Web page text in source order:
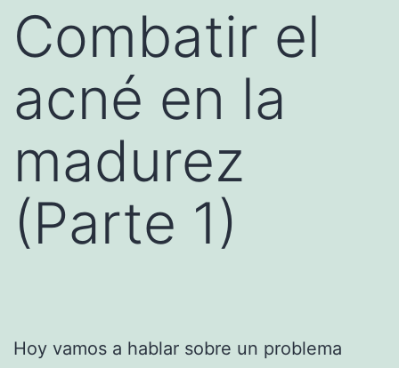
Combatir el
acné en la
madurez
(Parte 1)
Hoy vamos a hablar sobre un problema